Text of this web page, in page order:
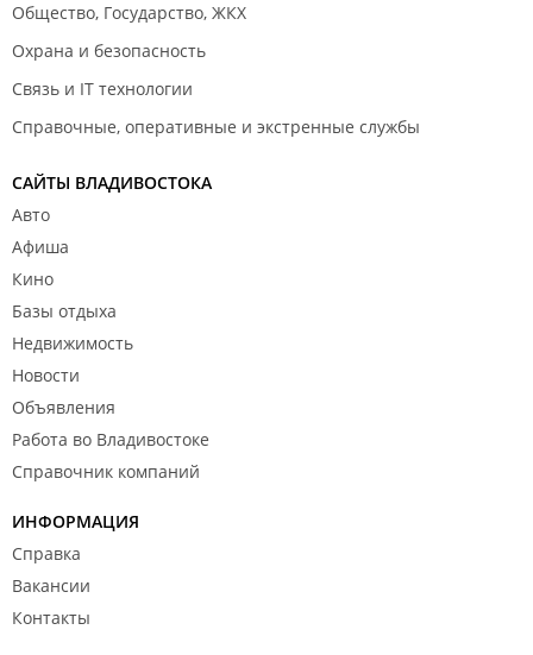
чем обидел или доставил дискомфорт, приношу
извинения.
возникает какой спорный момент, подходите,
всегда) Всем добра!
Общество, Государство, ЖКХ
Охрана и безопасность
Связь и IT технологии
Справочные, оперативные и экстренные службы
САЙТЫ ВЛАДИВОСТОКА
Авто
Афиша
Кино
Базы отдыха
Недвижимость
Новости
Объявления
Работа во Владивостоке
Справочник компаний
ИНФОРМАЦИЯ
Справка
Вакансии
Контакты